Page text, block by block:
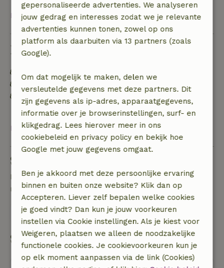
Bekijk alles
Duurzaamheid
Energie label: A
Duurzame inventaris
Afval scheiden (glas, papier, plastic,
voedselafval/biologisch)
Bekijk alles
Stel een vraag
Neem contact op met de verhuurder van het
natuurhuisje
Stuur een bericht
Start mijn boeking
gepersonaliseerde advertenties. We analyseren
jouw gedrag en interesses zodat we je relevante
advertenties kunnen tonen, zowel op ons
platform als daarbuiten via 13 partners (zoals
Google).
Om dat mogelijk te maken, delen we
versleutelde gegevens met deze partners. Dit
zijn gegevens als ip-adres, apparaatgegevens,
informatie over je browserinstellingen, surf- en
klikgedrag. Lees hierover meer in ons
cookiebeleid en privacy policy en bekijk hoe
Google met jouw gegevens omgaat.
Ben je akkoord met deze persoonlijke ervaring
binnen en buiten onze website? Klik dan op
Accepteren. Liever zelf bepalen welke cookies
je goed vindt? Dan kun je jouw voorkeuren
instellen via Cookie instellingen. Als je kiest voor
Weigeren, plaatsen we alleen de noodzakelijke
functionele cookies. Je cookievoorkeuren kun je
op elk moment aanpassen via de link (Cookies)